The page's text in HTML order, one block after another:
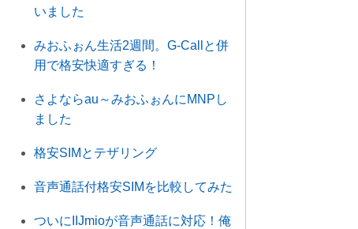
いました
みおふぉん生活2週間。G-Callと併
用で格安快適すぎる！
さよならau～みおふぉんにMNPし
ました
格安SIMとテザリング
音声通話付格安SIMを比較してみた
ついにIIJmioが音声通話に対応！俺